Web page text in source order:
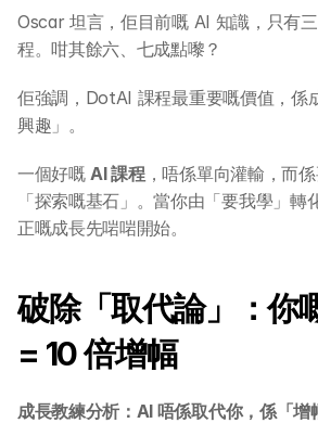
Oscar 坦言，佢目前嘅 AI 知識，只有
程。咁其餘六、七成點嚟？
佢強調，DotAI 課程最重要嘅價值，係
興趣」。
一個好嘅 AI 課程，唔係單向灌輸，而
「探索嘅基石」。當你由「要我學」轉
正嘅成長先啱啱開始。
破除「取代論」：你
= 10 倍增幅
成長教練分析：AI 唔係取代你，係「增